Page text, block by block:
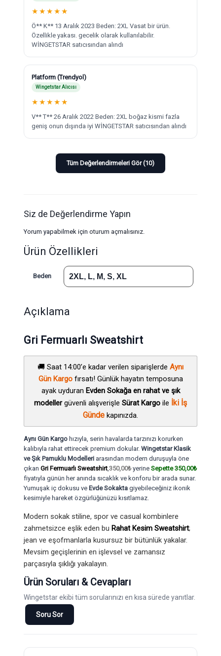
★ ★ ★ ★ ★
Ö** K** 13 Aralık 2023 Beden: 2XL Vasat bir ürün.
Özellikle yakası. gecelik olarak kullanılabilir.
WİNGETSTAR satıcısından alındı
Platform (Trendyol)
Wingetstar Alıcısı
★ ★ ★ ★ ★
V** T** 26 Aralık 2022 Beden: 2XL boğaz kismi fazla
geniş onun dışında iyi WİNGETSTAR satıcısından alındı
Tüm Değerlendirmeleri Gör (10)
Siz de Değerlendirme Yapın
Yorum yapabilmek için oturum açmalısınız.
Ürün Özellikleri
Beden 2XL, L, M, S, XL
Açıklama
Gri Fermuarlı Sweatshirt
🚚 Saat 14:00’e kadar verilen siparişlerde Aynı
Gün Kargofırsatı! Günlük hayatın temposuna
ayak uyduran Evden Sokağa en rahat ve şık
modellergüvenli alışverişle Sürat Kargo ile İki İş
Günde kapınızda.
Aynı Gün Kargo hızıyla, serin havalarda tarzınızı korurken
kalıbıyla rahat ettirecek premium dokular. Wingetstar Klasik
ve Şık Pamuklu Modelleri arasından modern duruşuyla öne
çıkan Gri Fermuarlı Sweatshirt 350,00₺yerine Sepette 350,00₺
fiyatıyla günün her anında sıcaklık ve konforu bir arada sunar.
Yumuşak iç dokusu ve Evde Sokakta giyebileceğiniz ikonik
kesimiyle hareket özgürlüğünüzü kısıtlamaz.
Modern sokak stiline, spor ve casual kombinlere
zahmetsizce eşlik eden bu Rahat Kesim Sweatshirt;
jean ve eşofmanlarla kusursuz bir bütünlük yakalar.
Mevsim geçişlerinin en işlevsel ve zamansız
parçasıyla şıklığı yakalayın.
Ürün Soruları & Cevapları
Wingetstar ekibi tüm sorularınızı en kısa sürede yanıtlar.
Soru Sor